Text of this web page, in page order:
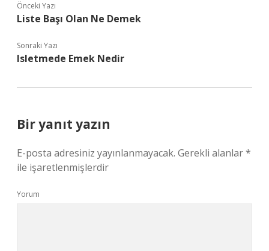
Önceki Yazı
Liste Başı Olan Ne Demek
Sonraki Yazı
Isletmede Emek Nedir
Bir yanıt yazın
E-posta adresiniz yayınlanmayacak. Gerekli alanlar*
ile işaretlenmişlerdir
Yorum